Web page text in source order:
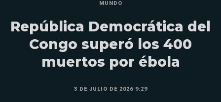
MUNDO
República Democrática del
Congo superó los 400
muertos por ébola
3 DE JULIO DE 2026 9:29